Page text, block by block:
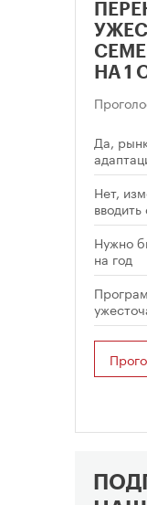
НА 1
Да,
Нет,
Нужно
на год